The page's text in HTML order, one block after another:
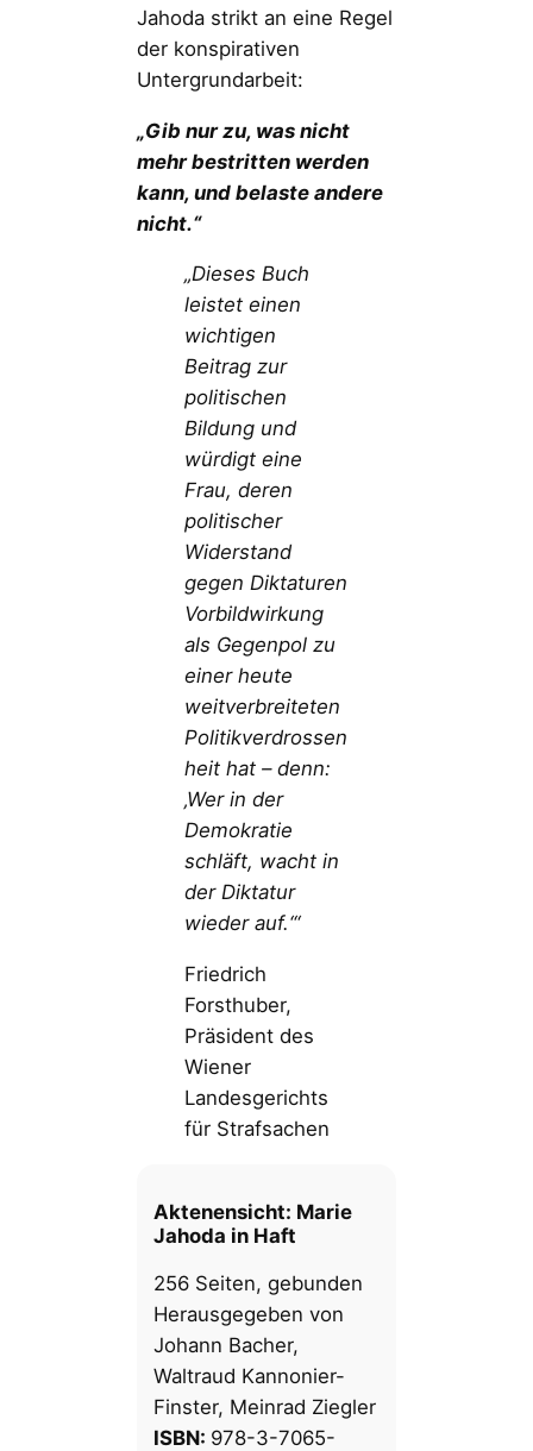
Jahoda strikt an eine Regel
der konspirativen
Untergrundarbeit:
„Gib nur zu, was nicht
mehr bestritten werden
kann, und belaste andere
nicht.“
„Dieses Buch
leistet einen
wichtigen
Beitrag zur
politischen
Bildung und
würdigt eine
Frau, deren
politischer
Widerstand
gegen Diktaturen
Vorbildwirkung
als Gegenpol zu
einer heute
weitverbreiteten
Politikverdrossen
heit hat – denn:
‚Wer in der
Demokratie
schläft, wacht in
der Diktatur
wieder auf.‘“
Friedrich
Forsthuber,
Präsident des
Wiener
Landesgerichts
für Strafsachen
Aktenensicht: Marie
Jahoda in Haft
256 Seiten, gebunden
Herausgegeben von
Johann Bacher,
Waltraud Kannonier-
Finster, Meinrad Ziegler
ISBN: 978-3-7065-